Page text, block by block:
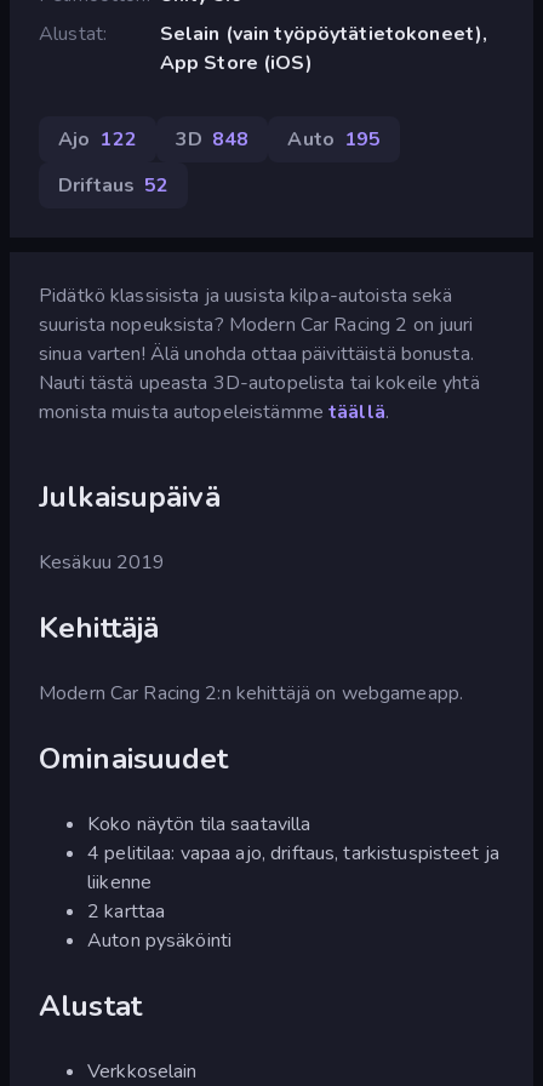
Alustat
Selain (vain työpöytätietokoneet),
App Store (iOS)
Ajo 122 3D 848 Auto 195
Driftaus 52
Pidätkö klassisista ja uusista kilpa-autoista sekä
suurista nopeuksista? Modern Car Racing 2 on juuri
sinua varten! Älä unohda ottaa päivittäistä bonusta.
Nauti tästä upeasta 3D-autopelista tai kokeile yhtä
monista muista autopeleistämmetäällä.
Julkaisupäivä
Kesäkuu 2019
Kehittäjä
Modern Car Racing 2:n kehittäjä on webgameapp.
Ominaisuudet
Koko näytön tila saatavilla
4 pelitilaa: vapaa ajo, driftaus, tarkistuspisteet ja
liikenne
2 karttaa
Auton pysäköinti
Alustat
Verkkoselain